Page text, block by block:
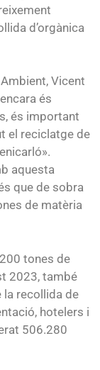
d’orgànica
Vicent
és
és important
el reciclatge de
aquesta
que de sobra
de matèria
tones de
2023, també
la recollida de
hotelers i
506.280